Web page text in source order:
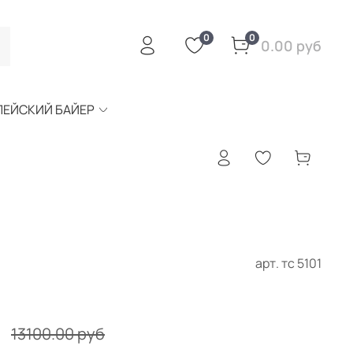
0 0 0.00 руб
БАЙЕР
арт.тс 5101
13100.00 руб